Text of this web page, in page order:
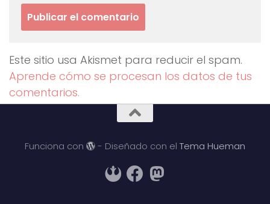
Este sitio usa Akismet para reducir el spam.
Aprende cómo se procesan los datos de tus
comentarios.
Funciona con - Diseñado con el Tema Hueman